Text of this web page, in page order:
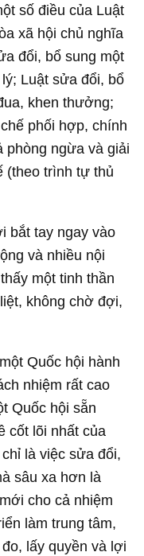
số điều của Luật
xã hội chủ nghĩa
đổi, bổ sung một
Luật sửa đổi, bổ
khen thưởng;
phối hợp, chính
phòng ngừa và giải
(theo trình tự thủ
bắt tay ngay vào
và nhiều nội
một tinh thần
không chờ đợi,
Quốc hội hành
nhiệm rất cao
Quốc hội sẵn
cốt lõi nhất của
là việc sửa đổi,
sâu xa hơn là
cho cả nhiệm
làm trung tâm,
lấy quyền và lợi